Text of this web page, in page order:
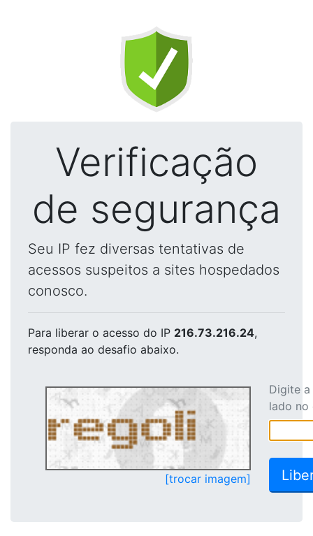
Verificação
de segurança
Seu IP fez diversas tentativas de
acessos suspeitos a sites hospedados
conosco.
Para liberar o acesso do IP 216.73.216.24,
responda ao desafio abaixo.
[trocar imagem]
Digite
lado no